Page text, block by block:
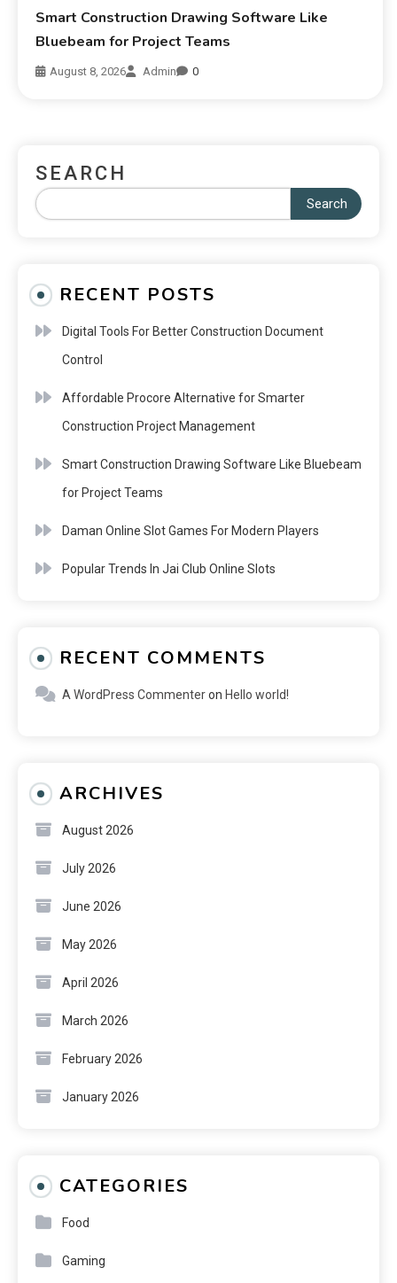
Smart Construction Drawing Software Like
Bluebeam for Project Teams
August 8, 2026 Admin 0
SEARCH
Search
RECENT POSTS
Digital Tools For Better Construction Document
Control
Affordable Procore Alternative for Smarter
Construction Project Management
Smart Construction Drawing Software Like Bluebeam
for Project Teams
Daman Online Slot Games For Modern Players
Popular Trends In Jai Club Online Slots
RECENT COMMENTS
A WordPress Commenteron Hello world!
ARCHIVES
August 2026
July 2026
June 2026
May 2026
April 2026
March 2026
February 2026
January 2026
CATEGORIES
Food
Gaming